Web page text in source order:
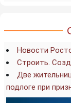
Новости
Строить.
Две
подлоге при